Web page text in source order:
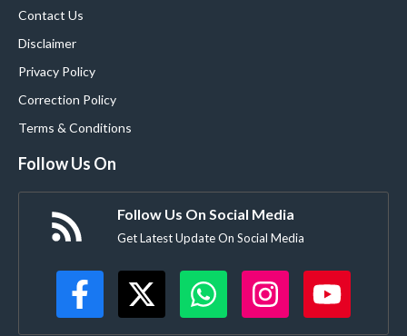
Contact Us
Disclaimer
Privacy Policy
Correction Policy
Terms & Conditions
Follow Us On
Follow Us On Social Media
Get Latest Update On Social Media